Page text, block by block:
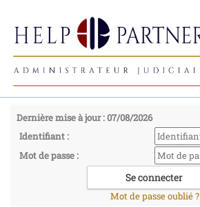
Dernière mise à jour : 07/08/2026
Identifiant :
Mot de passe :
Mot de passe oublié ?